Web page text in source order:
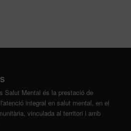
Salut Mental és la prestació de
integral en salut mental, en el
vinculada al territori i amb